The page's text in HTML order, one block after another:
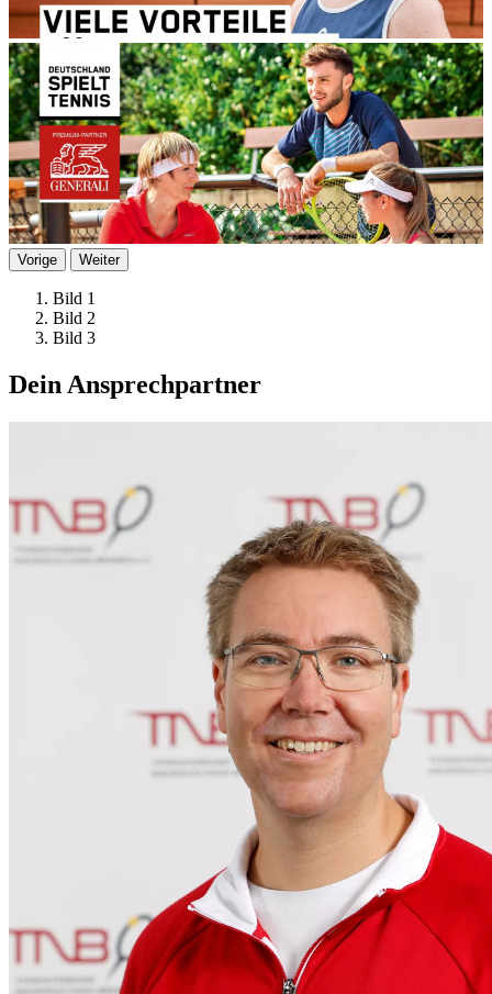
Vorige Weiter
Bild 1
Bild 2
Bild 3
Dein Ansprechpartner